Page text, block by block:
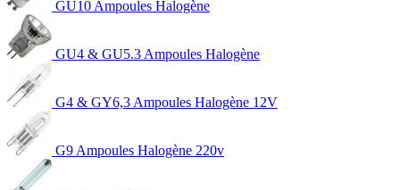
GU10 Ampoules Halogène
GU4 & GU5.3 Ampoules Halogène
G4 & GY6,3 Ampoules Halogène 12V
G9 Ampoules Halogène 220v